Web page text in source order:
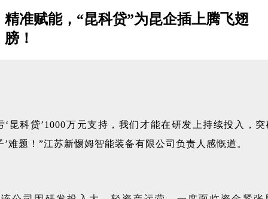
精准赋能，“昆科贷”为昆企插上腾飞翅
膀！
‘昆科贷’1000万元支持，我们才能在研发上持续投入，
’难题！”江苏新惕姆智能装备有限公司负责人感慨道。